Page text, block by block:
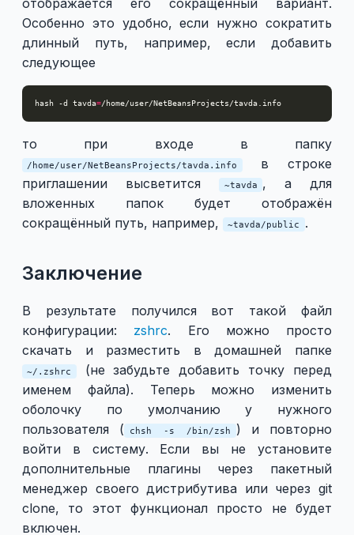
отображается его сокращённый вариант.
Особенно это удобно, если нужно сократить
длинный путь, например, если добавить
следующее
hash -d tavda=
то при входе в папку
/home/user/NetBeansProjects/tavda.info в строке
приглашении высветится ~tavda , а для
вложенных папок будет отображён
сокращённый путь, например,
~tavda/public .
Заключение
В результате получился вот такой файл
конфигурации: zshrc. Его можно просто
скачать и разместить в домашней папке
~/.zshrc (не забудьте добавить точку перед
именем файла). Теперь можно изменить
оболочку по умолчанию у нужного
пользователя ( chsh -s /bin/zsh ) и повторно
войти в систему. Если вы не установите
дополнительные плагины через пакетный
менеджер своего дистрибутива или через git
clone, то этот функционал просто не будет
включен.